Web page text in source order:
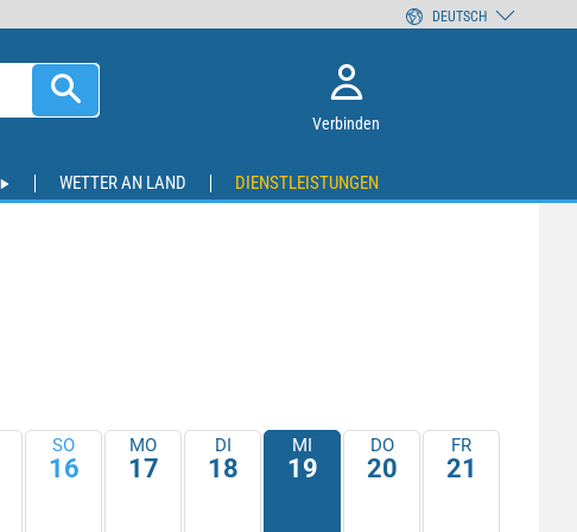
Verbinden
WETTER AN LAND DIENSTLEISTUNGEN
SO
16
MO
17
DI
18
MI
19
DO
20
FR
21
DEUTSCH